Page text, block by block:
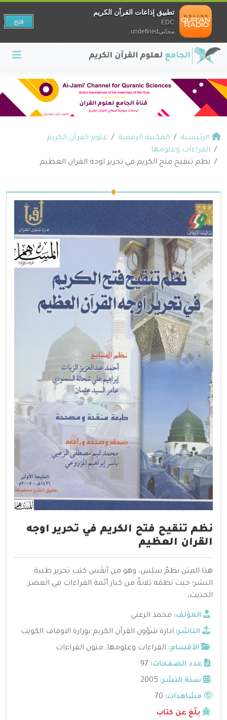
الرئيسية المكتبة الرقمية
علوم القرآن الكريم
القراءات وعلومها
نظم تنقيح فتح الكريم في تحرير اوجه القران العظيم
نظم تنقيح فتح الكريم في تحرير اوجه
القران العظيم
هذا المتن نظمٌ سلِس، وهو من أنفَس كتب تحرير طيبة
النشر؛ حيث نظمَه ثلاثةٌ من كبار أئمة القراءات في العصر
الحديث،
المؤلف: محمد الزعبي
الناشر: ادارة شؤون القرآن الكريم بوزارة الاوقاف الكويت
الأقسام: القراءات وعلومها, متون القراءات
عدد الصفحات: 97
سنة النشر: 2005
مشاهدات:
بلّغ عن كتاب
تطبيق إذاعات القرآن الكريم
EDC
مجانيundefined
فتح